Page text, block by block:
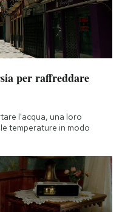
per raffreddare
l'acqua, una loro
temperature in modo